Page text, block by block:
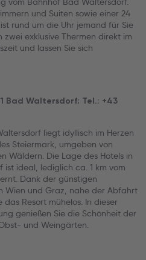
und Suiten sowie einer 24
rund um die Uhr jemand für Sie
exklusive Thermen direkt im
und lassen Sie sich
Bad Waltersdorf; Tel.: +43
liegt idyllisch im Herzen
Steiermark, umgeben von
Wäldern. Die Lage des Hotels in
ideal, lediglich ca. 1 km vom
Dank der günstigen
Wien und Graz, nahe der Abfahrt
Resort mühelos. In dieser
genießen Sie die Schönheit der
und Weingärten.